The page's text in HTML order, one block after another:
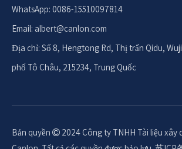
WhatsApp: 0086-15510097814
Email: albert@canlon.com
Địa chỉ: Số 8, Hengtong Rd, Thị trấn Qidu,
phố Tô Châu, 215234, Trung Quốc
Bản quyền  2024 Công ty TNHH Tài liệu xây